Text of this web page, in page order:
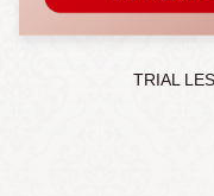
TRIAL